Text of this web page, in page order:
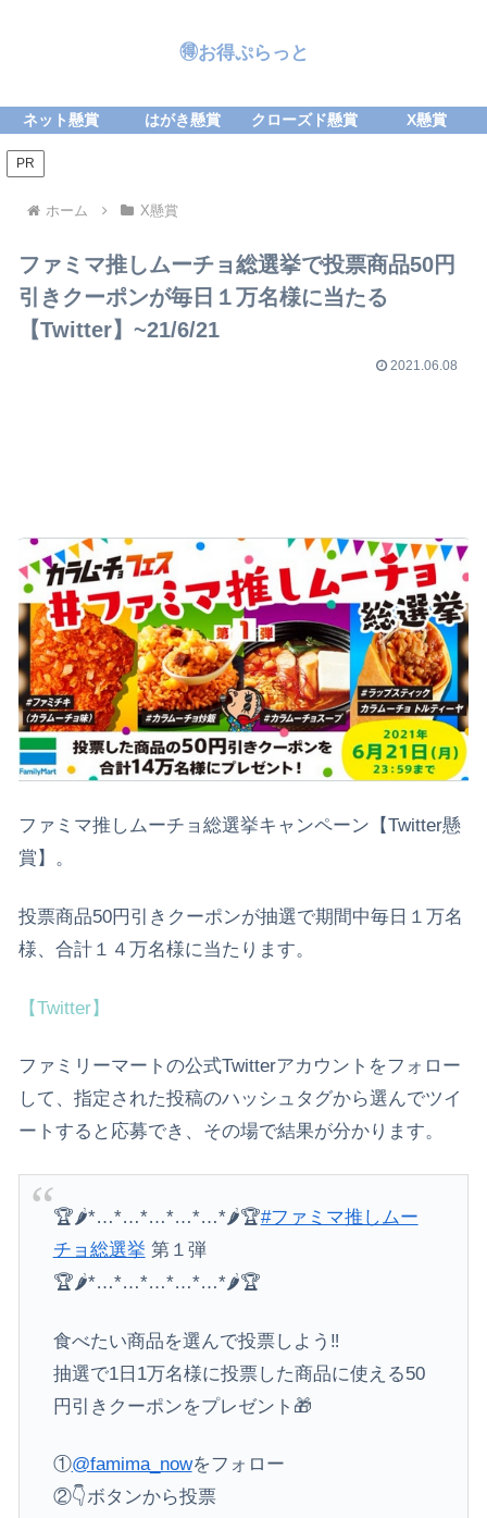
🉐お得ぷらっと
ネット懸賞 はがき懸賞 クローズド懸賞 X懸賞
PR
ホーム X懸賞
ファミマ推しムーチョ総選挙で投票商品50円
引きクーポンが毎日１万名様に当たる
【Twitter】~21/6/21
2021.06.08
ファミマ推しムーチョ総選挙キャンペーン【Twitter懸
賞】。
投票商品50円引きクーポンが抽選で期間中毎日１万名
様、合計１４万名様に当たります。
【Twitter】
ファミリーマートの公式Twitterアカウントをフォロー
して、指定された投稿のハッシュタグから選んでツイ
ートすると応募でき、その場で結果が分かります。
🏆🌶️*…*…*…*…*…*🌶️🏆#ファミマ推しムー
チョ総選挙 第１弾
🏆🌶️*…*…*…*…*…*🌶️🏆
食べたい商品を選んで投票しよう‼️
抽選で1日1万名様に投票した商品に使える50
円引きクーポンをプレゼント🎁
①@famima_nowをフォロー
②👇ボタンから投票